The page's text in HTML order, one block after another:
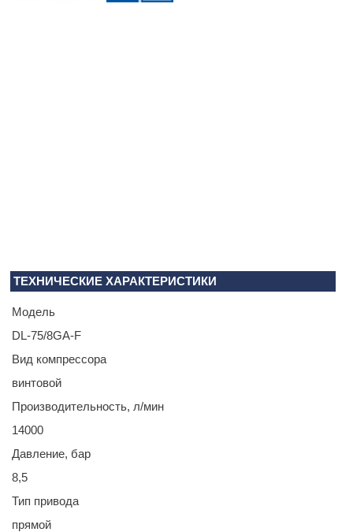
ТЕХНИЧЕСКИЕ ХАРАКТЕРИСТИКИ
Модель
DL-75/8GA-F
Вид компрессора
винтовой
Производитель­ность, л/мин
14000
Давление, бар
8,5
Тип привода
прямой